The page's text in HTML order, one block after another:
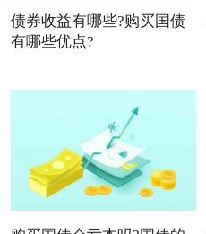
债券收益有哪些?购买国债
有哪些优点?